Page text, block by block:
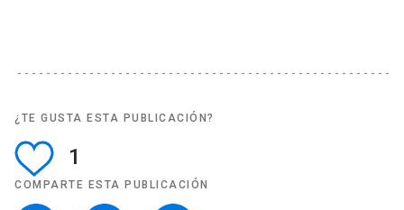
¿TE GUSTA ESTA PUBLICACIÓN?
1
COMPARTE ESTA PUBLICACIÓN